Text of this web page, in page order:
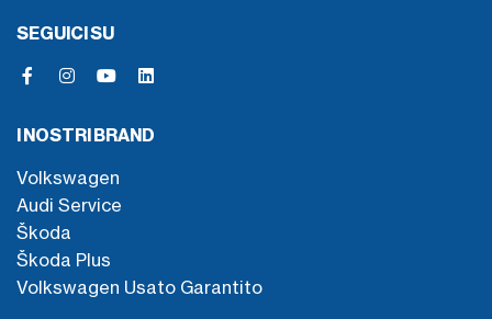
SEGUICI SU
I NOSTRI BRAND
Volkswagen
Audi Service
Škoda
Škoda Plus
Volkswagen Usato Garantito